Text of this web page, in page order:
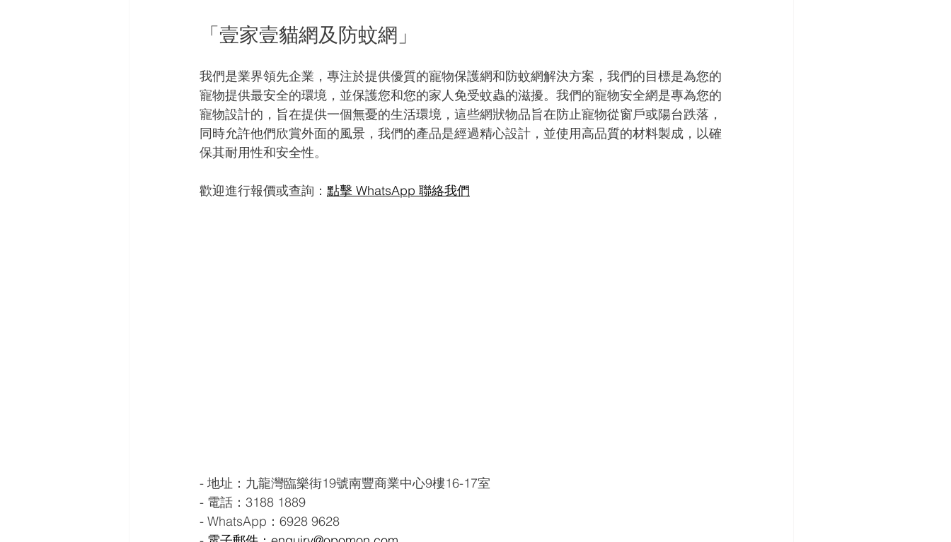
「壹家壹貓網及防蚊網」
我們是業界領先企業，專注於提供優質的寵物保護網和防蚊網解決方案，我們的目標是為您的
寵物提供最安全的環境，並保護您和您的家人免受蚊蟲的滋擾。我們的寵物安全網是專為您的
寵物設計的，旨在提供一個無憂的生活環境，這些網狀物品旨在防止寵物從窗戶或陽台跌落，
同時允許他們欣賞外面的風景，我們的產品是經過精心設計，並使用高品質的材料製成，以確
保其耐用性和安全性。
歡迎進行報價或查詢： 點擊 WhatsApp 聯絡我們
- 地址：九龍灣臨樂街19號南豐商業中心9樓16-17室
- 電話：3188 1889
- WhatsApp：6928 9628